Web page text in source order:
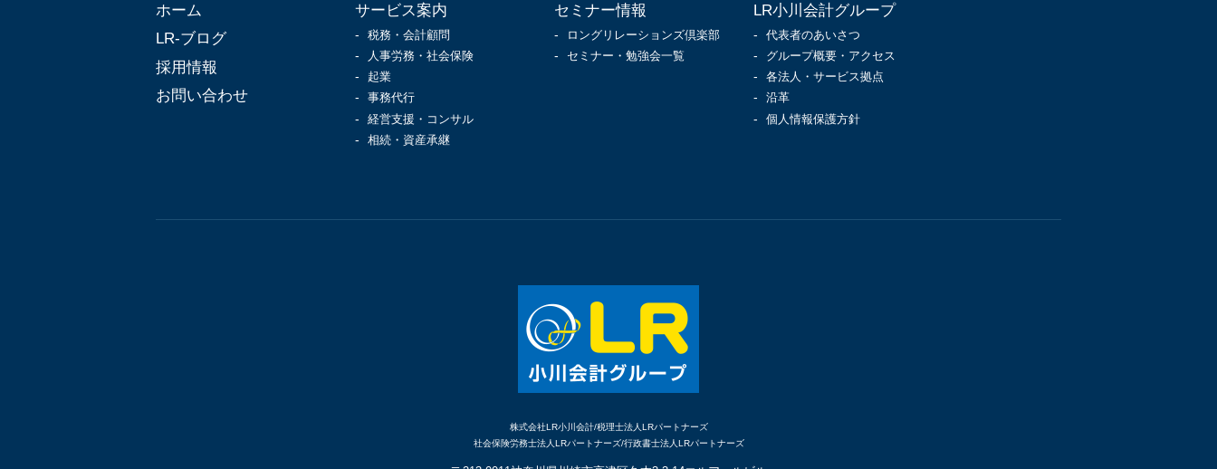
ホーム
LR-ブログ
採用情報
お問い合わせ
サービス案内
税務・会計顧問
人事労務・社会保険
起業
事務代行
経営支援・コンサル
相続・資産承継
セミナー情報
ロングリレーションズ倶楽部
セミナー・勉強会一覧
LR小川会計グループ
代表者のあいさつ
グループ概要・アクセス
各法人・サービス拠点
沿革
個人情報保護方針
株式会社LR小川会計/税理士法人LRパートナーズ
社会保険労務士法人LRパートナーズ/行政書士法人LRパートナーズ